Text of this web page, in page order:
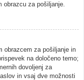
obrazcu za pošiljanje.
obrazcem za pošiljanje in
na določeno temo;
dovoljenj za
in vsaj dve možnosti